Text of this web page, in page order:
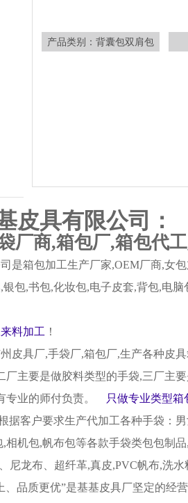
产品类别：背囊包双肩包
皮具有限公司：
厂商,箱包厂,箱包代
箱包加工生产厂家,OEM厂商,女
包,书包,化妆包,电子皮套,背包,电
料加工 ！
具厂,手袋厂,箱包厂,生产各种皮
厂主要是做胶料类型的手袋,三厂主
业的师付负责。
只做专业类型箱
据客户要求生产代加工各种手袋：
相机包,帆布包等各款手袋类包包制
尼龙布、超纤革,真皮,PVC帆布,洗
品质更优”是基基皮具厂坚定的经